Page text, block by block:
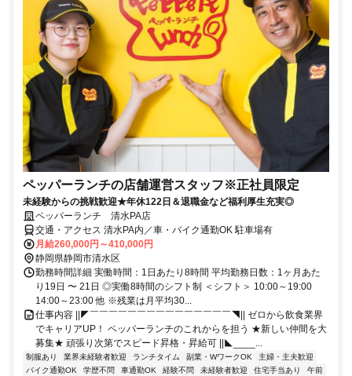
ペッパーランチの店舗運営スタッフ※正社員限定
未経験からの挑戦歓迎★年休122日＆退職金など福利厚生充実◎
ペッパーランチ 清水PA店
交通・アクセス 清水PA内／車・バイク通勤OK 駐車場有
月給260,000円～410,000円
静岡県静岡市清水区
勤務時間詳細 実働時間：1日あたり8時間 平均勤務日数：1ヶ月あた
り19日 〜 21日 ◎実働8時間のシフト制 ＜シフト＞ 10:00～19:00
14:00～23:00 他 ※残業は月平均30...
仕事内容 ||◤￣￣￣￣￣￣￣￣￣￣￣￣￣￣￣◥|| ゼロから飲食業界
でキャリアUP！ ペッパーランチのこれからを担う ★新しい仲間を大
募集★ 頑張り次第でスピード昇格・昇給可 ||◣____...
制服あり 業界未経験者歓迎 ランチタイム 副業・WワークOK
主婦・主夫歓迎
バイク通勤OK
学歴不問 車通勤OK 経験不問 未経験者歓迎 住宅手当あり
午前